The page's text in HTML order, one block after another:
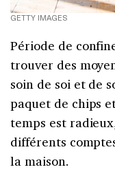
GETTY IMAGES
Période de
trouver des
soin de soi et de
paquet de chips
temps est
différents
la maison.